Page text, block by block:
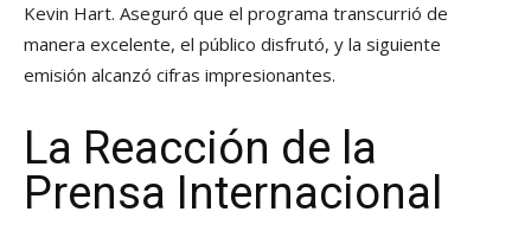
Kevin Hart. Aseguró que el programa transcurrió de
manera excelente, el público disfrutó, y la siguiente
emisión alcanzó cifras impresionantes.
La Reacción de la
Prensa Internacional